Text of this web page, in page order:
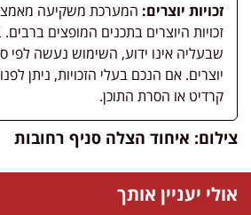
זכויות יוצרים: המערכת משקיעה
זכויות היוצרים בתכנים המופצים
יוצרים. אם הנכם בעלי הזכויות, ניתן
קרדיט או הסרת התוכן.
צילום: איחוד הצלה סניף רחובות
אולי יעניין אותך